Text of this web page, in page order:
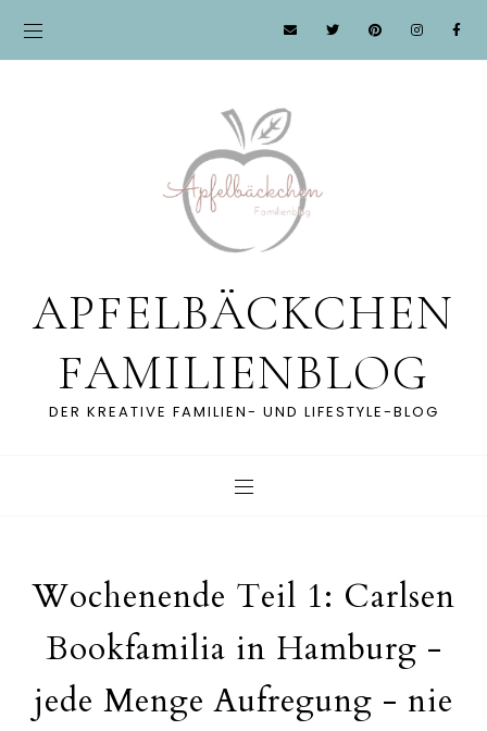
APFELBÄCKCHEN
FAMILIENBLOG
DER KREATIVE FAMILIEN- UND LIFESTYLE-BLOG
Wochenende Teil 1: Carlsen
Bookfamilia in Hamburg -
jede Menge Aufregung - nie